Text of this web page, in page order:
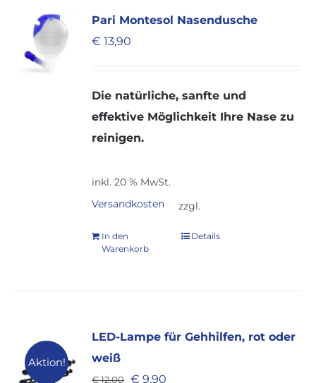
Pari Montesol Nasendusche
€ 13,90
Die natürliche, sanfte und
effektive Möglichkeit Ihre Nase zu
reinigen.
inkl. 20 % MwSt.
zzgl.
Versandkosten
In den
Warenkorb
Details
Aktion!
LED-Lampe für Gehhilfen, rot oder
weiß
€12,00 Ursprünglicher
€ 9,90